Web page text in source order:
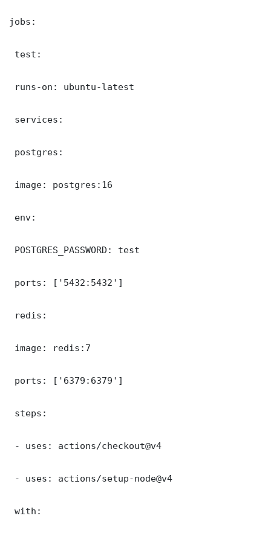
jobs:
test:
runs-on: ubuntu-latest
services:
postgres:
image: postgres:16
env:
POSTGRES_PASSWORD: test
ports: ['5432:5432']
redis:
image: redis:7
ports: ['6379:6379']
steps:
- uses: actions/checkout@v4
- uses: actions/setup-node@v4
with: